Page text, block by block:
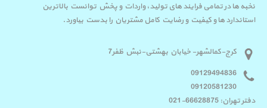
نخبه ها در تمامی فرایند های تولید، واردات و پخش توانست بالاترین
استاندارد ها و کیفیت و رضایت کامل مشتریان را بدست بیاورد.
کرج-کمالشهر- خیابان بهشتی-نبش ظفر7
09129494836
09120581230
دفتر تهران: 66628875-021